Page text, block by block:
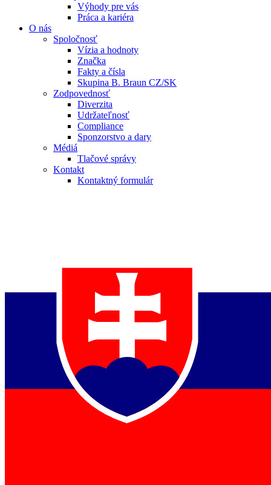
Výhody pre vás
Práca a kariéra
O nás
Spoločnosť
Vízia a hodnoty
Značka
Fakty a čísla
Skupina B. Braun CZ/SK
Zodpovednosť
Diverzita
Udržateľnosť
Compliance
Sponzorstvo a dary
Médiá
Tlačové správy
Kontakt
Kontaktný formulár